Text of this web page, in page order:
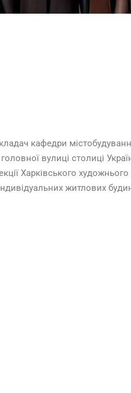
кафедри
вулиці столиці
Харківського
житлових